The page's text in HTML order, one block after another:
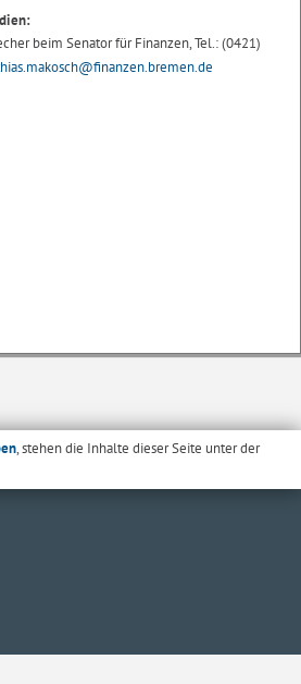
beim Senator für Finanzen, Tel.: (0421)
, stehen die Inhalte dieser Seite unter der